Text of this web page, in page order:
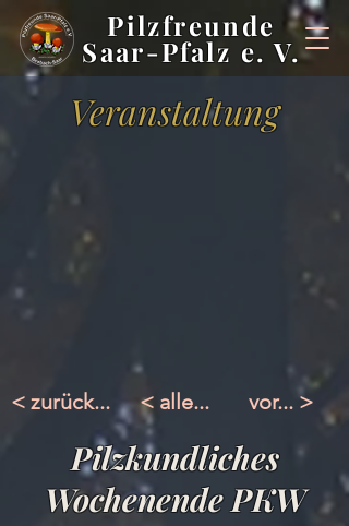
Pilzfreunde
Saar-Pfalz e. V.
Veranstaltung
< zurück... < alle... vor... >
Pilzkundliches
Wochenende PKW